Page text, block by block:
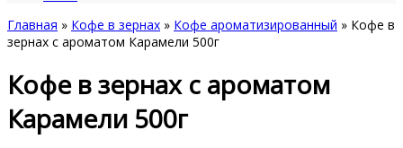
Главная » Кофе в зернах » Кофе ароматизированный » Кофе в
зернах с ароматом Карамели 500г
Кофе в зернах с ароматом
Карамели 500г